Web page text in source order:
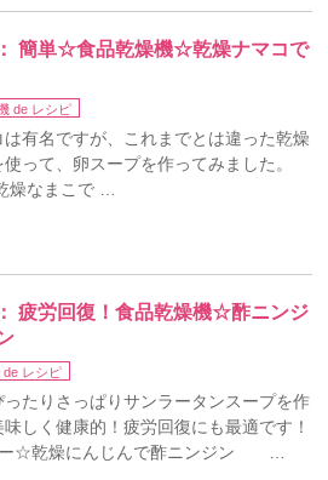
簡単☆食品乾燥機☆乾燥ナマコで
de レシピ
有名ですが、これまでとは違った乾燥
って、卵スープを作ってみました。
なまこで …
疲労回復！食品乾燥機☆酢ニンジ
de レシピ
たりさっぱりサンラータンスープを作
しく健康的！疲労回復にも最適です！
ー☆乾燥にんじんで酢ニンジン …